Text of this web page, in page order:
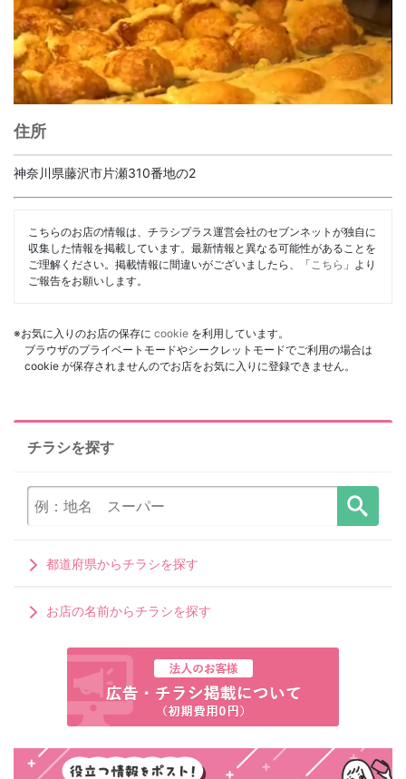
住所
神奈川県藤沢市片瀬310番地の2
こちらのお店の情報は、チラシプラス運営会社のセブンネットが独自に
収集した情報を掲載しています。最新情報と異なる可能性があることを
ご理解ください。掲載情報に間違いがございましたら、「 こちら 」より
ご報告をお願いします。
※お気に入りのお店の保存に cookie を利用しています。
ブラウザのプライベートモードやシークレットモードでご利用の場合は
cookie が保存されませんのでお店をお気に入りに登録できません。
チラシを探す
都道府県からチラシを探す
お店の名前からチラシを探す